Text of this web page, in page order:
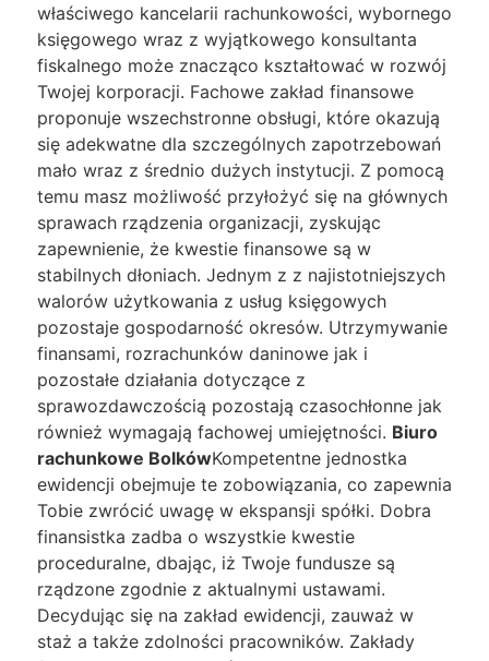
właściwego kancelarii rachunkowości, wybornego
księgowego wraz z wyjątkowego konsultanta
fiskalnego może znacząco kształtować w rozwój
Twojej korporacji. Fachowe zakład finansowe
proponuje wszechstronne obsługi, które okazują
się adekwatne dla szczególnych zapotrzebowań
mało wraz z średnio dużych instytucji. Z pomocą
temu masz możliwość przyłożyć się na głównych
sprawach rządzenia organizacji, zyskując
zapewnienie, że kwestie finansowe są w
stabilnych dłoniach. Jednym z z najistotniejszych
walorów użytkowania z usług księgowych
pozostaje gospodarność okresów. Utrzymywanie
finansami, rozrachunków daninowe jak i
pozostałe działania dotyczące z
sprawozdawczością pozostają czasochłonne jak
również wymagają fachowej umiejętności. Biuro
rachunkowe BolkówKompetentne jednostka
ewidencji obejmuje te zobowiązania, co zapewnia
Tobie zwrócić uwagę w ekspansji spółki. Dobra
finansistka zadba o wszystkie kwestie
proceduralne, dbając, iż Twoje fundusze są
rządzone zgodnie z aktualnymi ustawami.
Decydując się na zakład ewidencji, zauważ w
staż a także zdolności pracowników. Zakłady